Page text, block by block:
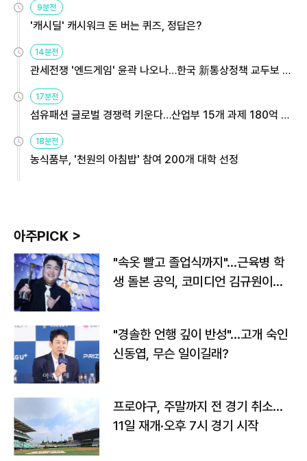
9분전
'캐시딜' 캐시워크 돈 버는 퀴즈, 정답은?
14분전
관세전쟁 '엔드게임' 윤곽 나오나…한국 新통상정책 교두보 활
용해야
17분전
섬유패션 글로벌 경쟁력 키운다…산업부 15개 과제 180억 지
원
18분전
농식품부, '천원의 아침밥' 참여 200개 대학 선정
아주PICK >
"속옷 빨고 졸업식까지"…근육병 학
생 돌본 공익, 코미디언 김규원이었
"경솔한 언행 깊이 반성"…고개 숙인
신동엽, 무슨 일이길래?
프로야구, 주말까지 전 경기 취소…
11일 재개·오후 7시 경기 시작